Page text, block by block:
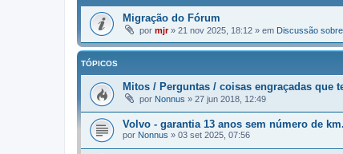
Migração do Fórum
por mjr» 21 nov 2025, 18:12 » em Discussão
TÓPICOS
Mitos / Perguntas / coisas engraçadas que
por Nonnus » 27 jun 2018, 12:49
Volvo - garantia 13 anos sem número de km.
por Nonnus » 03 set 2025, 07:56